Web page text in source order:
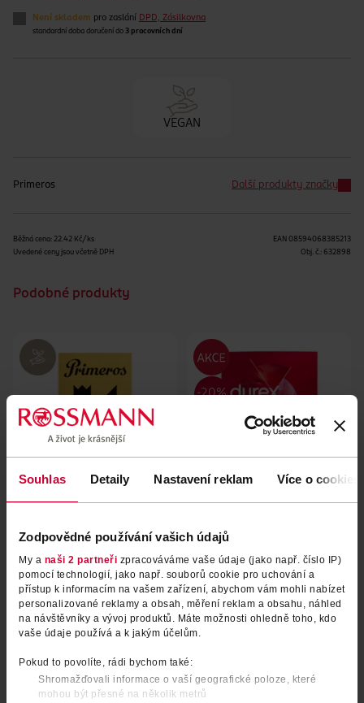
Souhlas Detaily Nastavení reklam Více o cookies
Zodpovědné používání vašich údajů
My a naši 2 partneři zpracováváme vaše údaje (jako např. číslo IP)
pomocí technologií, jako např. souborů cookie pro uchování a
přístup k informacím na vašem zařízení, abychom vám mohli nabízet
personalizované reklamy a obsah, měření reklam a obsahu, náhled
na návštěvníky a vývoj produktů. Máte možnosti ohledně toho, kdo
vaše údaje používá a k jakým účelům.
Pokud to povolíte, rádi bychom také:
Shromažďovali informace o vaší geografické poloze, které
mohou být přesné na několik metrů
Není skladem pro zaslání DPD, Zásilkovna
standardní doba doručení do 3 pracovních dní
VEGAN
Primeros Další produkty značky
Běžná cena: 22.42 Kč/ks
Uvedené ceny jsou včetně DPH
EAN 08594068385213
Obj. č.: 632898
Podobné produkty
Primeros 12 ks
269 Kč
DO KOŠÍKU
Obj. č.: 1084177
599 Kč
479 Kč
DO KOŠÍKU